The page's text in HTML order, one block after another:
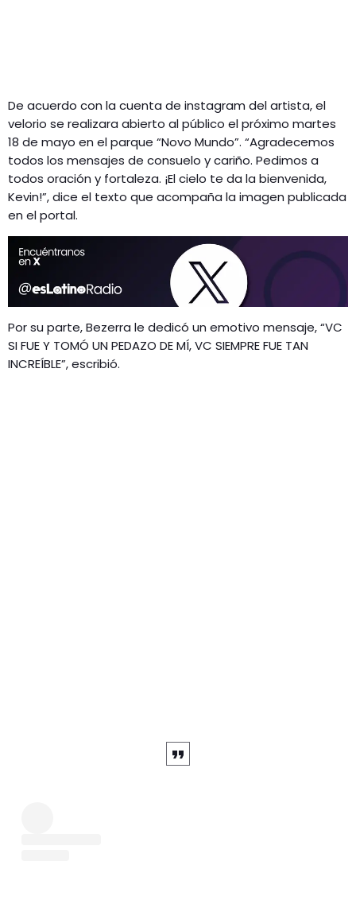
De acuerdo con la cuenta de instagram del artista, el
velorio se realizara abierto al público el próximo martes
18 de mayo en el parque “Novo Mundo”. “Agradecemos
todos los mensajes de consuelo y cariño. Pedimos a
todos oración y fortaleza. ¡El cielo te da la bienvenida,
Kevin!”, dice el texto que acompaña la imagen publicada
en el portal.
Por su parte, Bezerra le dedicó un emotivo mensaje, “VC
SI FUE Y TOMÓ UN PEDAZO DE MÍ, VC SIEMPRE FUE TAN
INCREÍBLE”, escribió.